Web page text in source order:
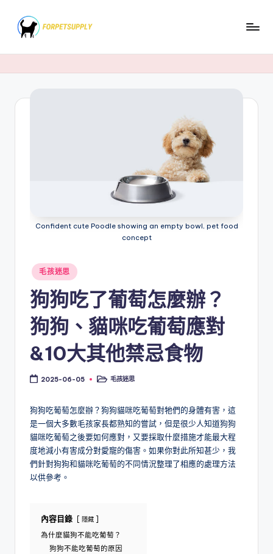
content
Confident cute Poodle showing an empty bowl, pet food
concept
Posted
in
毛孩迷思
狗狗吃了葡萄怎麼辦？
狗狗、貓咪吃葡萄應對
&10大其他禁忌食物
2025-06-05
Posted毛孩迷思
狗狗吃葡萄怎麼辦？狗狗貓咪吃葡萄對牠們的身體有害，這
是一個大多數毛孩家長都熟知的嘗試，但是很少人知道狗狗
貓咪吃葡萄之後要如何應對，又要採取什麼措施才能最大程
度地減小有害成分對愛寵的傷害。如果你對此所知甚少，我
們針對狗狗和貓咪吃葡萄的不同情況整理了相應的處理方法
以供參考。
內容目錄 隱藏
為什麼貓狗不能吃葡萄？
狗狗不能吃葡萄的原因